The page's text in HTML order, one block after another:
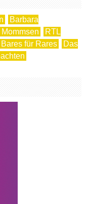
Barbara
RTL
Bares für Rares
Das